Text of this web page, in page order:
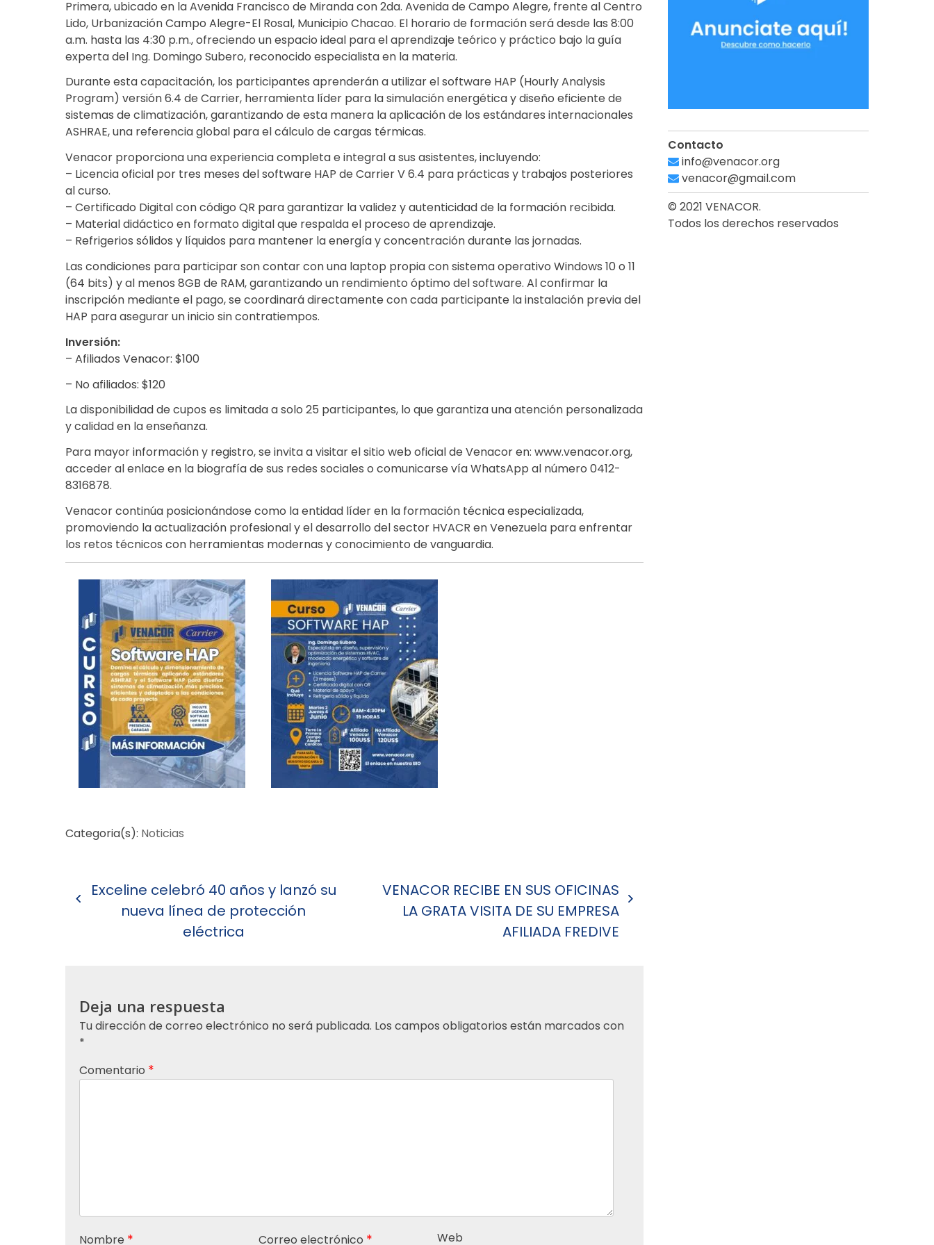
Primera, ubicado en la Avenida Francisco de Miranda con 2da. Avenida de Campo Alegre, frente al Centro
Lido, Urbanización Campo Alegre-El Rosal, Municipio Chacao. El horario de formación será desde las 8:00
a.m. hasta las 4:30 p.m., ofreciendo un espacio ideal para el aprendizaje teórico y práctico bajo la guía
experta del Ing. Domingo Subero, reconocido especialista en la materia.
Durante esta capacitación, los participantes aprenderán a utilizar el software HAP (Hourly Analysis
Program) versión 6.4 de Carrier, herramienta líder para la simulación energética y diseño eficiente de
sistemas de climatización, garantizando de esta manera la aplicación de los estándares internacionales
ASHRAE, una referencia global para el cálculo de cargas térmicas.
Venacor proporciona una experiencia completa e integral a sus asistentes, incluyendo:
– Licencia oficial por tres meses del software HAP de Carrier V 6.4 para prácticas y trabajos posteriores
al curso.
– Certificado Digital con código QR para garantizar la validez y autenticidad de la formación recibida.
– Material didáctico en formato digital que respalda el proceso de aprendizaje.
– Refrigerios sólidos y líquidos para mantener la energía y concentración durante las jornadas.
Las condiciones para participar son contar con una laptop propia con sistema operativo Windows 10 o 11
(64 bits) y al menos 8GB de RAM, garantizando un rendimiento óptimo del software. Al confirmar la
inscripción mediante el pago, se coordinará directamente con cada participante la instalación previa del
HAP para asegurar un inicio sin contratiempos.
Inversión:
– Afiliados Venacor: $100
– No afiliados: $120
La disponibilidad de cupos es limitada a solo 25 participantes, lo que garantiza una atención personalizada
y calidad en la enseñanza.
Para mayor información y registro, se invita a visitar el sitio web oficial de Venacor en:www.venacor.org,
acceder al enlace en la biografía de sus redes sociales o comunicarse vía WhatsApp al número 0412-
8316878.
Venacor continúa posicionándose como la entidad líder en la formación técnica especializada,
promoviendo la actualización profesional y el desarrollo del sector HVACR en Venezuela para enfrentar
los retos técnicos con herramientas modernas y conocimiento de vanguardia.
Categoria(s): Noticias
de
entradas
Exceline celebró 40 años y lanzó su
nueva línea de protección
eléctrica
VENACOR RECIBE EN SUS OFICINAS
LA GRATA VISITA DE SU EMPRESA
AFILIADA FREDIVE
Deja una respuesta
Tu dirección de correo electrónico no será publicada. Los campos obligatorios están marcados con
*
Comentario *
Nombre * Correo electrónico * Web
Contacto
info@venacor.org
venacor@gmail.com
© 2021 VENACOR.
Todos los derechos reservados